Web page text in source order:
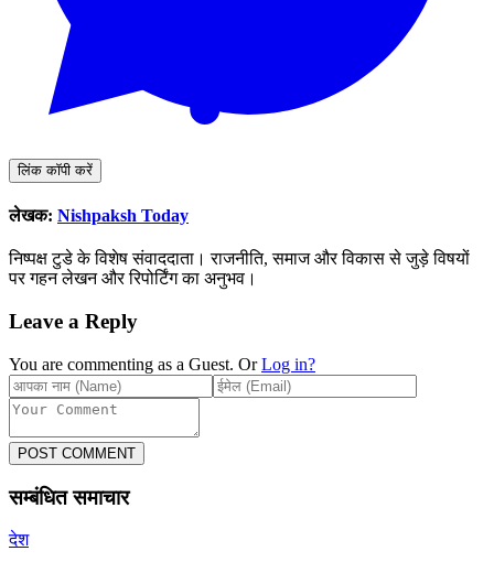
लिंक कॉपी करें
लेखक: Nishpaksh Today
निष्पक्ष टुडे के विशेष संवाददाता। राजनीति, समाज और विकास से जुड़े विषयों
पर गहन लेखन और रिपोर्टिंग का अनुभव।
Leave a Reply
You are commenting as a Guest. Or Log in?
POST COMMENT
सम्बंधित समाचार
देश